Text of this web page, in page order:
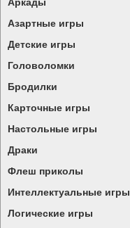
Азартные игры
Детские игры
Головоломки
Бродилки
Карточные игры
Настольные игры
Драки
Флеш приколы
Интеллектуальные игры
Логические игры